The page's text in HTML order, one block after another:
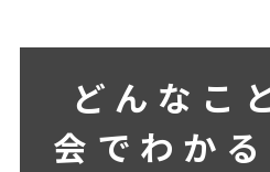
どんなこ
会でわかる